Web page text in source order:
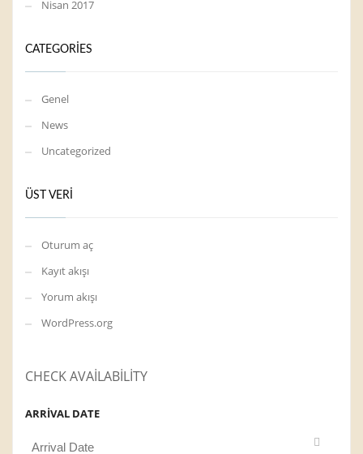
Nisan 2017
CATEGORIES
Genel
News
Uncategorized
ÜST VERI
Oturum aç
Kayıt akışı
Yorum akışı
WordPress.org
CHECK AVAILABILITY
ARRIVAL DATE